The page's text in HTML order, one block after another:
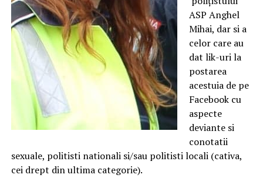
ASP Anghel
Mihai, dar si a
celor care au
dat lik-uri la
postarea
acestuia de pe
Facebook cu
aspecte
deviante si
conotatii
sexuale, politisti nationali si/sau politisti locali (cativa,
cei drept din ultima categorie).